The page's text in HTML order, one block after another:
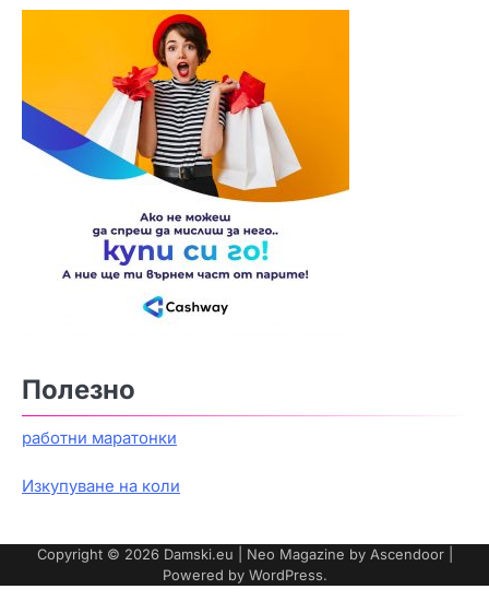
Полезно
работни маратонки
Изкупуване на коли
Copyright © 2026 Damski.eu | Neo Magazine by Ascendoor|
Powered by WordPress.